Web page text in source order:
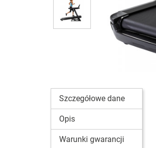
Szczegółowe dane
Opis
Warunki gwarancji